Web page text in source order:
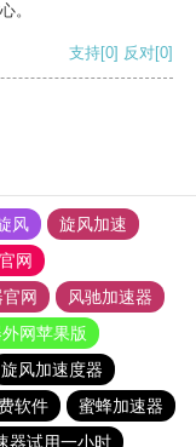
。
支持[0] 反对[0]
风
旋风加速
网
网
风驰加速器
网苹果版
旋风加速度器
软件
蜜蜂加速器
器试用一小时